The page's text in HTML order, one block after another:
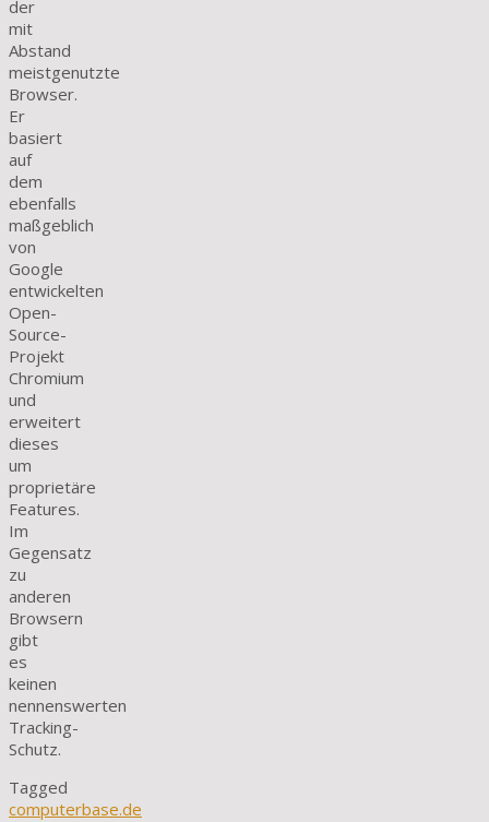
der
mit
Abstand
meistgenutzte
Browser.
Er
basiert
auf
dem
ebenfalls
maßgeblich
von
Google
entwickelten
Open-
Source-
Projekt
Chromium
und
erweitert
dieses
um
proprietäre
Features.
Im
Gegensatz
zu
anderen
Browsern
gibt
es
keinen
nennenswerten
Tracking-
Schutz.
Tagged
computerbase.de